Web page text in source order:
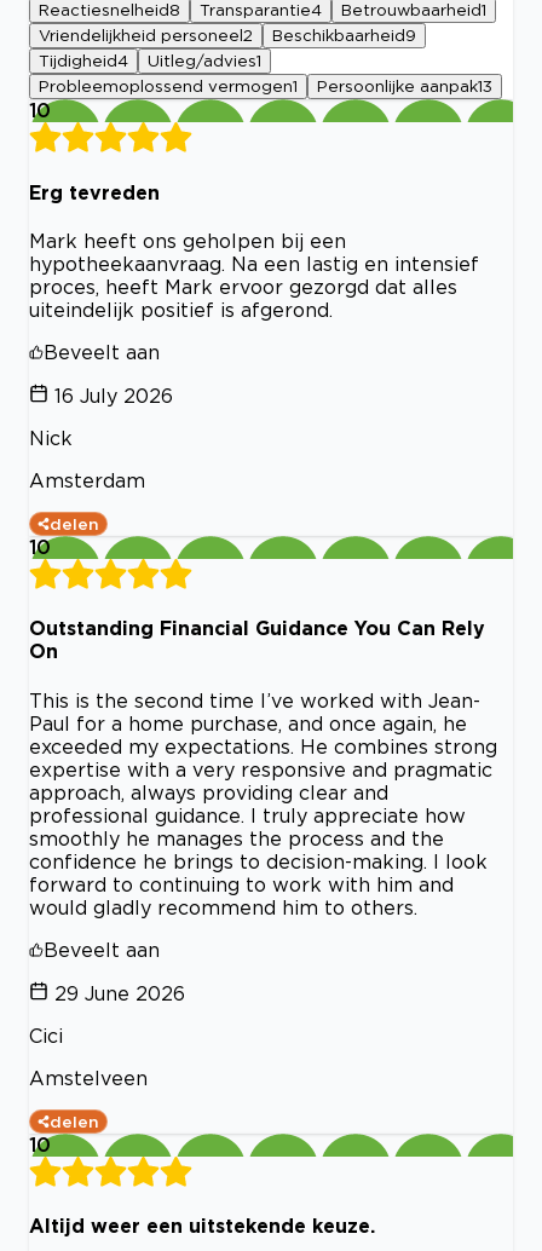
Reactiesnelheid 8 Transparantie4 Betrouwbaarheid1
Vriendelijkheid personeel 2 Beschikbaarheid 9
Tijdigheid4 Uitleg/advies1
Probleemoplossend vermogen1 Persoonlijke aanpak13
10
Erg tevreden
Mark heeft ons geholpen bij een
hypotheekaanvraag. Na een lastig en intensief
proces, heeft Mark ervoor gezorgd dat alles
uiteindelijk positief is afgerond.
Beveelt aan
16 July 2026
Nick
Amsterdam
delen
10
Outstanding Financial Guidance You Can Rely
On
This is the second time I’ve worked with Jean-
Paul for a home purchase, and once again, he
exceeded my expectations. He combines strong
expertise with a very responsive and pragmatic
approach, always providing clear and
professional guidance. I truly appreciate how
smoothly he manages the process and the
confidence he brings to decision-making. I look
forward to continuing to work with him and
would gladly recommend him to others.
Beveelt aan
29 June 2026
Cici
Amstelveen
delen
10
Altijd weer een uitstekende keuze.